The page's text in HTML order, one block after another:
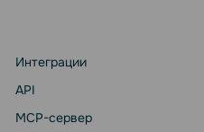
Интеграции
API
MCP-сервер